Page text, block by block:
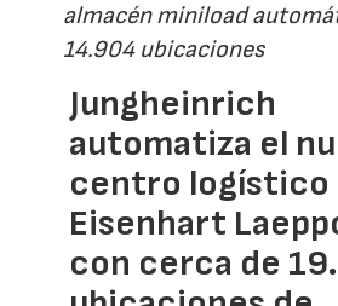
almacén miniload
14.904 ubicaciones
Jungheinrich
automatiza el
centro logístico
Eisenhart
con cerca de